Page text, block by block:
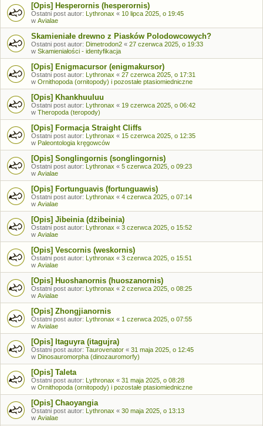
[Opis] Hesperornis (hesperornis)
Ostatni post autor: Lythronax « 10 lipca 2025, o 19:45
w Avialae
Skamieniałe drewno z Piasków Polodowcowych?
Ostatni post autor: Dimetrodon2 « 27 czerwca 2025, o 19:33
w Skamieniałości - identyfikacja
[Opis] Enigmacursor (enigmakursor)
Ostatni post autor: Lythronax « 27 czerwca 2025, o 17:31
w Ornithopoda (ornitopody) i pozostałe ptasiomiedniczne
[Opis] Khankhuuluu
Ostatni post autor: Lythronax « 19 czerwca 2025, o 06:42
w Theropoda (teropody)
[Opis] Formacja Straight Cliffs
Ostatni post autor: Lythronax « 15 czerwca 2025, o 12:35
w Paleontologia kręgowców
[Opis] Songlingornis (songlingornis)
Ostatni post autor: Lythronax « 5 czerwca 2025, o 09:23
w Avialae
[Opis] Fortunguavis (fortunguawis)
Ostatni post autor: Lythronax « 4 czerwca 2025, o 07:14
w Avialae
[Opis] Jibeinia (dżibeinia)
Ostatni post autor: Lythronax « 3 czerwca 2025, o 15:52
w Avialae
[Opis] Vescornis (weskornis)
Ostatni post autor: Lythronax « 3 czerwca 2025, o 15:51
w Avialae
[Opis] Huoshanornis (huoszanornis)
Ostatni post autor: Lythronax « 2 czerwca 2025, o 08:25
w Avialae
[Opis] Zhongjianornis
Ostatni post autor: Lythronax « 1 czerwca 2025, o 07:55
w Avialae
[Opis] Itaguyra (itagujra)
Ostatni post autor: Taurovenator « 31 maja 2025, o 12:45
w Dinosauromorpha (dinozauromorfy)
[Opis] Taleta
Ostatni post autor: Lythronax « 31 maja 2025, o 08:28
w Ornithopoda (ornitopody) i pozostałe ptasiomiedniczne
[Opis] Chaoyangia
Ostatni post autor: Lythronax « 30 maja 2025, o 13:13
w Avialae